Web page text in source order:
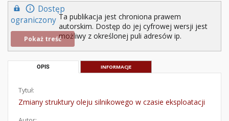
Dostęp
ograniczony
Pokaż treść
Ta publikacja jest chroniona prawem
autorskim. Dostęp do jej cyfrowej wersji jest
możliwy z określonej puli adresów ip.
OPIS INFORMACJE
Tytuł:
Zmiany struktury oleju silnikowego w czasie eksploatacji